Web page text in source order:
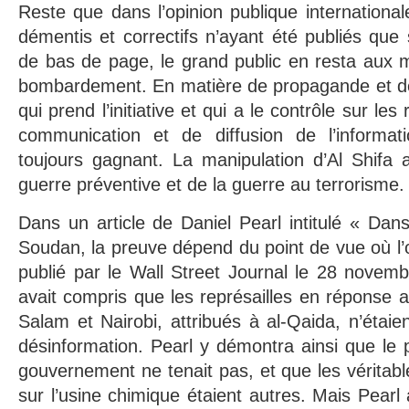
Reste que dans l’opinion publique
démentis et correctifs n’ayant été publiés
de bas de page, le grand public en resta aux
bombardement. En matière de propagande et
qui prend l’initiative et qui a le contrôle sur les
communication et de diffusion de
toujours gagnant. La manipulation d’Al
guerre préventive et de la guerre au terrorisme.
Dans un article de Daniel Pearl intitulé «
Soudan, la preuve dépend du point de vue où
publié par le Wall Street Journal le 28
avait compris que les représailles en réponse
Salam et Nairobi, attribués à al-Qaida,
désinformation. Pearl y démontra ainsi que le
gouvernement ne tenait pas, et que les
sur l’usine chimique étaient autres. Mais